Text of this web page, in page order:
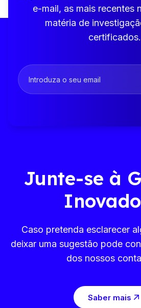
e-mail, as mais recentes
matéria de
certificados.
Junte-se à
Caso pretenda esclarecer
deixar uma sugestão pode
dos nossos
Saber mais